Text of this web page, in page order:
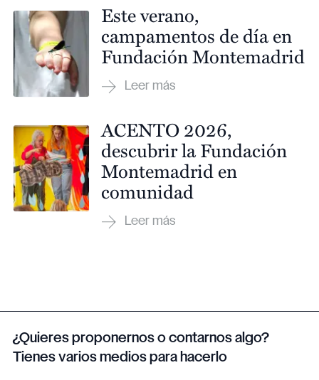
Este verano,
campamentos de día en
Fundación Montemadrid
ACENTO 2026,
descubrir la Fundación
Montemadrid en
comunidad
¿Quieres proponernos o contarnos algo?
Tienes varios medios para hacerlo